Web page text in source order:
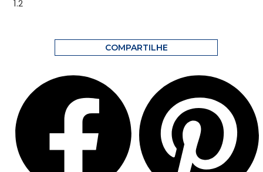
COMPARTILHE